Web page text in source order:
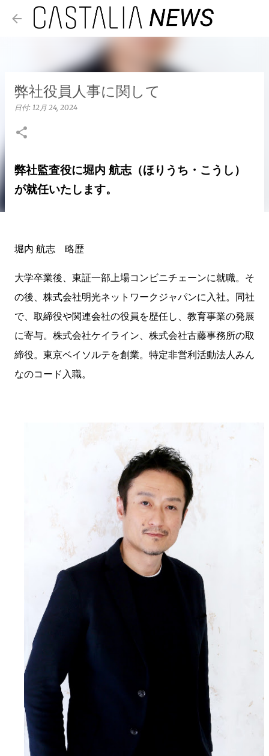
スキップしてメイン コンテンツに移動
弊社役員人事に関して
日付: 12月 24, 2024
弊社監査役に堀内 航志（ほりうち・こうし）
が就任いたします。
堀内 航志 略歴
大学卒業後、東証一部上場コンビニチェーンに就職。そ
の後、株式会社明光ネットワークジャパンに入社。同社
で、取締役や関連会社の役員を歴任し、教育事業の発展
に寄与。株式会社ケイライン、株式会社古藤事務所の取
締役。東京ベイソルテを創業。特定非営利活動法人みん
なのコード入職。